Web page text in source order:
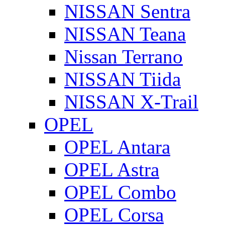
NISSAN Sentra
NISSAN Teana
Nissan Terrano
NISSAN Tiida
NISSAN X-Trail
OPEL
OPEL Antara
OPEL Astra
OPEL Combo
OPEL Corsa